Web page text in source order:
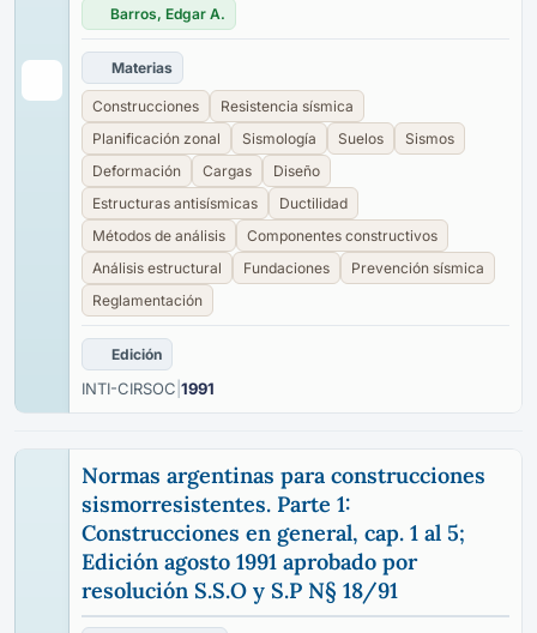
Barros, Edgar A.
Materias
Construcciones
Resistencia sísmica
Planificación zonal
Sismología Suelos
Sismos
Deformación
Cargas
Diseño
Estructuras antisísmicas
Ductilidad
Métodos de análisis
Componentes constructivos
Análisis estructural
Fundaciones
Prevención sísmica
Reglamentación
Edición
INTI-CIRSOC 1991
Normas argentinas para construcciones
sismorresistentes. Parte 1:
Construcciones en general, cap. 1 al 5;
Edición agosto 1991 aprobado por
resolución S.S.O y S.P N§ 18/91